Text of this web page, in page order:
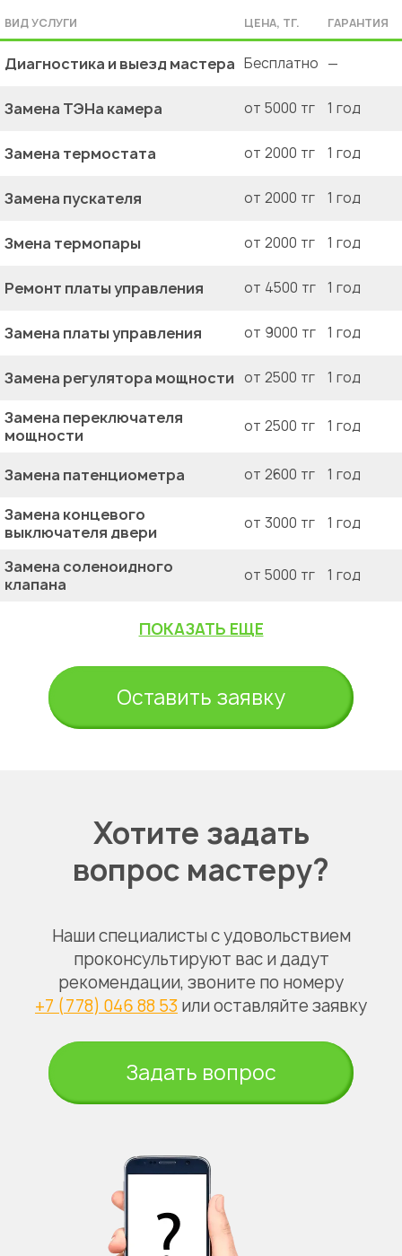
ВИД УСЛУГИ ЦЕНА, ТГ. ГАРАНТИЯ
Диагностика и выезд мастера Бесплатно —
Замена ТЭНа камера от 5000 тг 1 год
Замена термостата от 2000 тг 1 год
Замена пускателя от 2000 тг 1 год
Змена термопары от 2000 тг 1 год
Ремонт платы управления от 4500 тг 1 год
Замена платы управления от 9000 тг 1 год
Замена регулятора мощности от 2500 тг 1 год
Замена переключателя
мощности
от 2500 тг 1 год
Замена патенциометра от 2600 тг 1 год
Замена концевого
выключателя двери
от 3000 тг 1 год
Замена соленоидного
клапана
от 5000 тг 1 год
ПОКАЗАТЬ ЕЩЕ
Оставить заявку
Хотите задать
вопрос мастеру?
Наши специалисты с удовольствием
проконсультируют вас и дадут
рекомендации, звоните по номеру
+7 (778) 046 88 53 или оставляйте заявку
Задать вопрос